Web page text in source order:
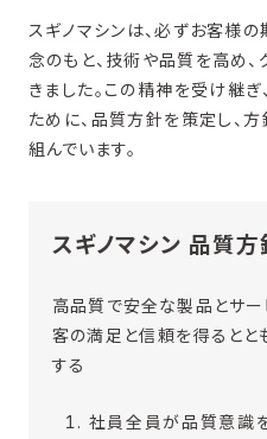
お客様の安全等に配慮した対応
品質研修
スギノマシンは、必ずお客様
念のもと、技術や品質を高め
きました。この精神を受け継
ために、品質方針を策定し、
組んでいます。
スギノマシン 品質方
高品質で安全な製品とサー
客の満足と信頼を得るとと
する
社員全員が品質意識